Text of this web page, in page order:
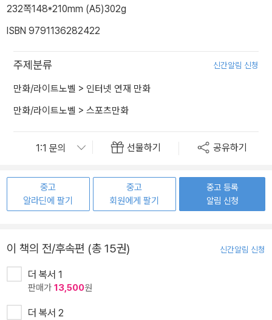
232쪽148*210mm (A5)302g
ISBN 9791136282422
주제분류 신간알림 신청
만화/라이트노벨 > 인터넷 연재 만화
만화/라이트노벨 > 스포츠만화
선물하기 공유하기
중고
알라딘에 팔기
중고
회원에게 팔기
중고 등록
알림 신청
이 책의 전/후속편 (총 15권) 신간알림 신청
더 복서 1
판매가 13,500원
더 복서 2